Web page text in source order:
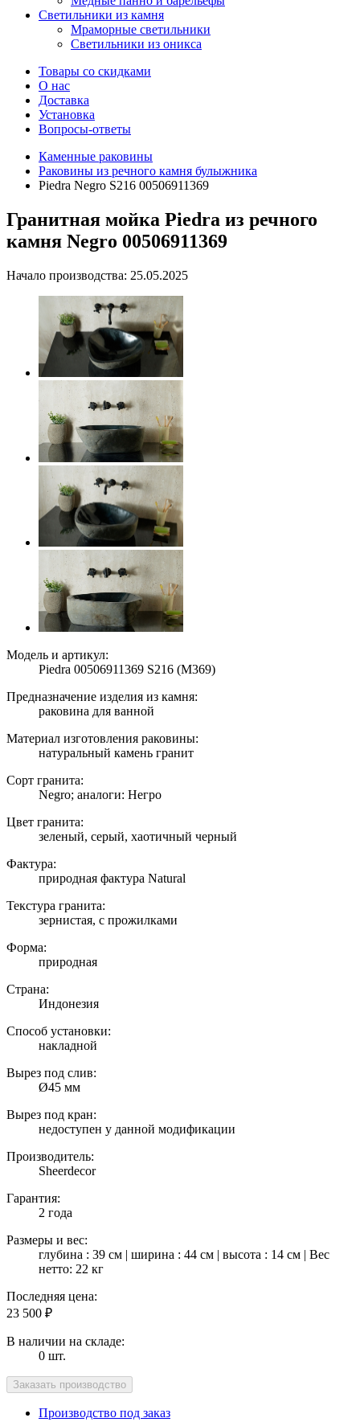
Светильники из камня
Мраморные светильники
Светильники из оникса
Товары со скидками
О нас
Доставка
Установка
Вопросы-ответы
Каменные раковины
Раковины из речного камня булыжника
Piedra Negro S216 00506911369
Гранитная мойка Piedra из речного
камня Negro 00506911369
Начало производства: 25.05.2025
Модель и артикул:
Piedra 00506911369 S216 (M369)
Предназначение изделия из камня:
раковина для ванной
Материал изготовления раковины:
натуральный камень гранит
Сорт гранита:
Negro; аналоги: Негро
Цвет гранита:
зеленый, серый, хаотичный черный
Фактура:
природная фактура Natural
Текстура гранита:
зернистая, с прожилками
Форма:
природная
Страна:
Индонезия
Способ установки:
накладной
Вырез под слив:
Ø45 мм
Вырез под кран:
недоступен у данной модификации
Производитель:
Sheerdecor
Гарантия:
2 года
Размеры и вес:
глубина : 39 см | ширина : 44 см | высота : 14 см | Вес
нетто: 22 кг
Последняя цена:
23 500 ₽
В наличии на складе:
0 шт.
Производство под заказ